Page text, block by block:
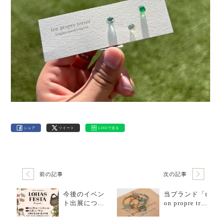
シェア ツイート LINEで送る
前の記事
今後のイベン
ト出展につい
次の記事
当ブランド「t
on propre tres